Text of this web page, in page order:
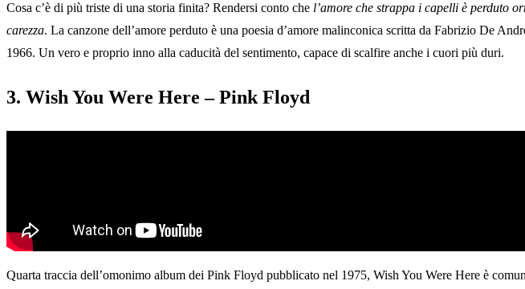
Cosa c’è di più triste di una storia finita? Rendersi conto che l’amore che strappa i capelli è perduto
carezza. La canzone dell’amore perduto è una poesia d’amore malinconica scritta da Fabrizio De
1966. Un vero e proprio inno alla caducità del sentimento, capace di scalfire anche i cuori più duri.
3. Wish You Were Here – Pink Floyd
Quarta traccia dell’omonimo album dei Pink Floyd pubblicato nel 1975, Wish You Were Here è